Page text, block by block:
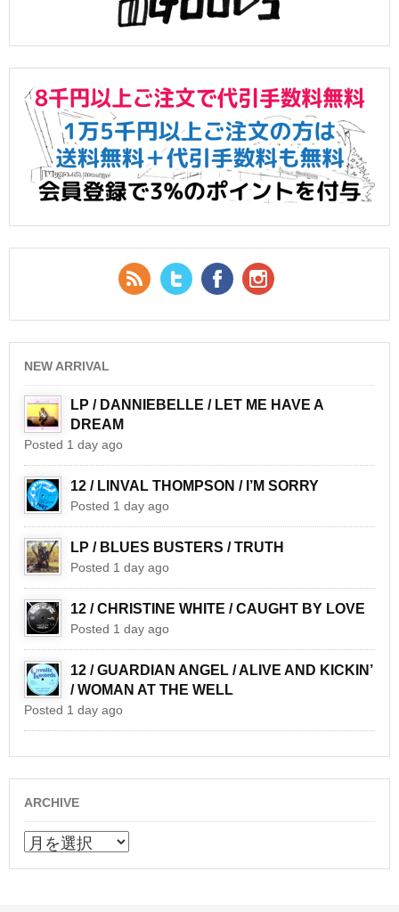
RSS Feed
Twitter Facebook
NEW ARRIVAL
LP / DANNIEBELLE / LET ME HAVE A
DREAM
Posted 1 day ago
12 / LINVAL THOMPSON / I’M SORRY
Posted 1 day ago
LP / BLUES BUSTERS / TRUTH
Posted 1 day ago
12 / CHRISTINE WHITE / CAUGHT BY LOVE
Posted 1 day ago
12 / GUARDIAN ANGEL / ALIVE AND KICKIN’
/ WOMAN AT THE WELL
Posted 1 day ago
ARCHIVE
ARCHIVE